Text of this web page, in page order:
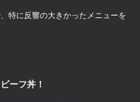
特に反響の大きかったメニューを
ーフ丼！